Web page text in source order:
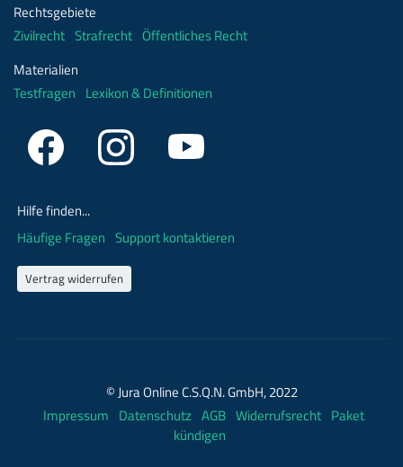
Rechtsgebiete
Zivilrecht Strafrecht Öffentliches Recht
Materialien
Testfragen Lexikon & Definitionen
Hilfe finden...
Häufige Fragen Support kontaktieren
Vertrag widerrufen
© Jura Online C.S.Q.N. GmbH, 2022
Impressum Datenschutz AGB Widerrufsrecht Paket
kündigen